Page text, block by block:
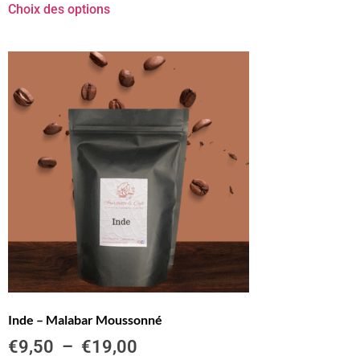
Choix des options
Inde – Malabar Moussonné
€9,50 – €19,00